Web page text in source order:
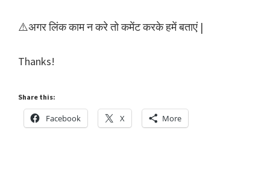
⚠️अगर लिंक काम न करे तो कमेंट करके हमें बताएं |
Thanks!
Share this:
Facebook X More